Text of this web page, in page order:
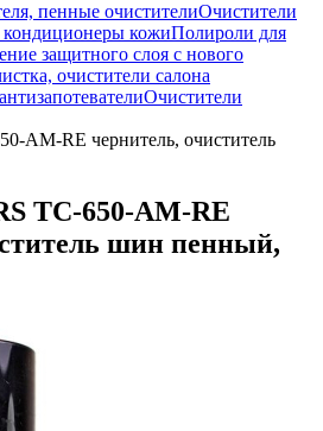
пенные очистителиОчистители
кожиПолироли для
защитного слоя с нового
очистители салона
Очистители
AM-RE чернитель, очиститель
TC-650-AM-RE
шин пенный,